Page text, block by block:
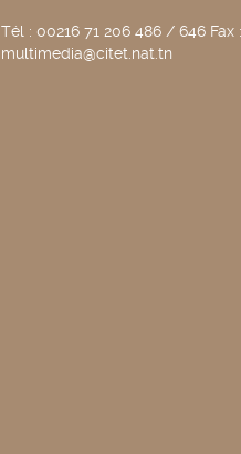
Tél : 00216 71 206 486 / 646 Fax
multimedia@citet.nat.tn